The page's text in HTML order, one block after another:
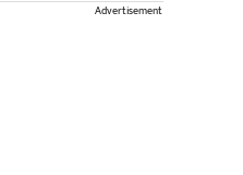
Advertisement